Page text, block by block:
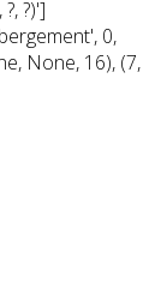
?)']
0,
None, 16), (7,